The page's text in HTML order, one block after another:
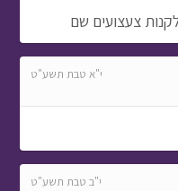
צעצועים שם
י"א טבת תשע"ט
י"ב טבת תשע"ט